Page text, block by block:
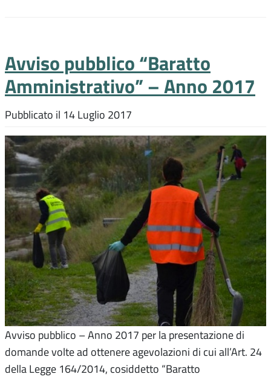
Avviso pubblico “Baratto
Amministrativo” – Anno 2017
Pubblicato il 14 Luglio 2017
Avviso pubblico – Anno 2017 per la presentazione di
domande volte ad ottenere agevolazioni di cui all’Art. 24
della Legge 164/2014, cosiddetto “Baratto